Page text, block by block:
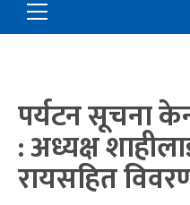
Primary
Menu
पर्यटन सूचना
: अध्यक्ष
रायसहित